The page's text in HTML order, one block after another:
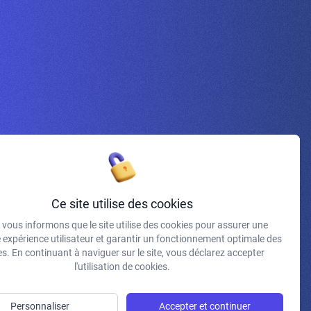
J'accepte de recevoir vos e-mails et confirme avoir pris
connaissance de votre politique de confidentialité et
mentions légales.
Ce site utilise des cookies
informons que le site utilise des cookies pour assurer une
expérience utilisateur et garantir un fonctionnement optimale des
En continuant à naviguer sur le site, vous déclarez accepter
l'utilisation de cookies.
Accepter et continuer
Personnaliser